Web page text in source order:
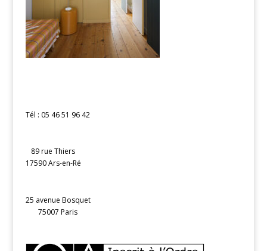
Tél : 05 46 51 96 42
89 rue Thiers
17590 Ars-en-Ré
25 avenue Bosquet
75007 Paris